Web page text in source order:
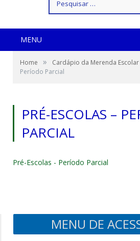
por:
MENU
Home » Cardápio da Merenda Escolar
Período Parcial
PRÉ-ESCOLAS –
PARCIAL
Pré-Escolas - Período Parcial
MENU DE